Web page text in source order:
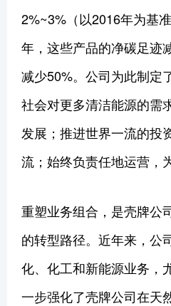
2%~3%（以2016年为基
年，这些产品的净碳足迹
减少50%。公司为此制定
社会对更多清洁能源的需
发展；推进世界一流的投
流；始终负责任地运营，
重塑业务组合，是壳牌公
的转型路径。近年来，公
化、化工和新能源业务，
一步强化了壳牌公司在天